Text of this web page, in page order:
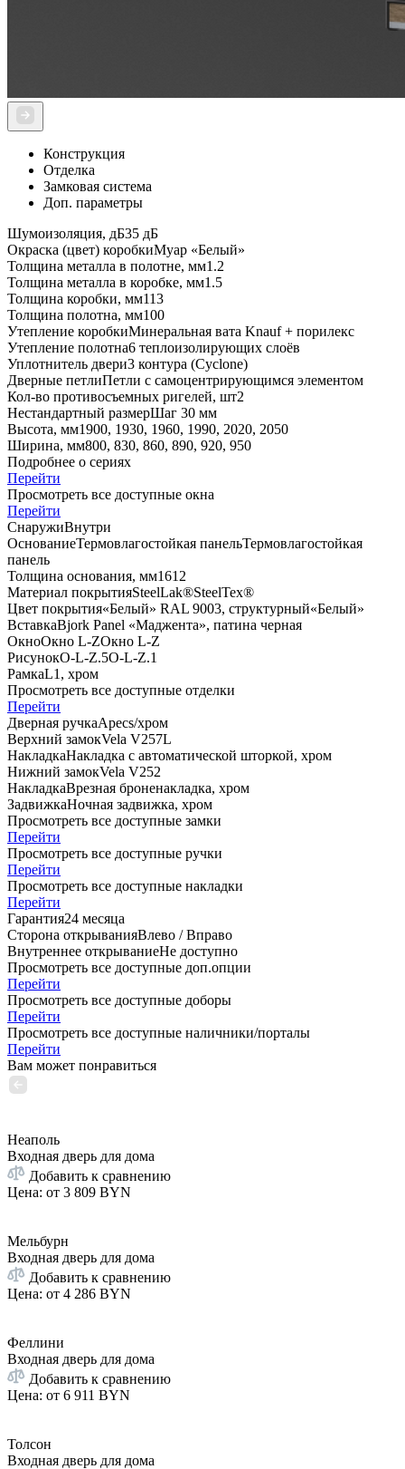
Конструкция
Отделка
Замковая система
Доп. параметры
Шумоизоляция, дБ35 дБ
Окраска (цвет) коробкиМуар «Белый»
Толщина металла в полотне, мм1.2
Толщина металла в коробке, мм1.5
Толщина коробки, мм113
Толщина полотна, мм100
Утепление коробкиМинеральная вата Knauf + порилекс
Утепление полотна6 теплоизолирующих слоёв
Уплотнитель двери3 контура (Cyclone)
Дверные петлиПетли с самоцентрирующимся элементом
Кол-во противосъемных ригелей, шт2
Нестандартный размерШаг 30 мм
Высота, мм1900, 1930, 1960, 1990, 2020, 2050
Ширина, мм800, 830, 860, 890, 920, 950
Подробнее о сериях
Перейти
Просмотреть все доступные окна
Перейти
СнаружиВнутри
ОснованиеТермовлагостойкая панельТермовлагостойкая
панель
Толщина основания, мм1612
Материал покрытияSteelLak®SteelTex®
Цвет покрытия«Белый» RAL 9003, структурный«Белый»
ВставкаBjork Panel «Маджента», патина черная
ОкноОкно L-ZОкно L-Z
РисунокO-L-Z.5O-L-Z.1
РамкаL1, хром
Просмотреть все доступные отделки
Перейти
Дверная ручкаApecs/хром
Верхний замокVela V257L
НакладкаНакладка с автоматической шторкой, хром
Нижний замокVela V252
НакладкаВрезная броненакладка, хром
ЗадвижкаНочная задвижка, хром
Просмотреть все доступные замки
Перейти
Просмотреть все доступные ручки
Перейти
Просмотреть все доступные накладки
Перейти
Гарантия24 месяца
Сторона открыванияВлево / Вправо
Внутреннее открываниеНе доступно
Просмотреть все доступные доп.опции
Перейти
Просмотреть все доступные доборы
Перейти
Просмотреть все доступные наличники/порталы
Перейти
Вам может понравиться
Неаполь
Входная дверь для дома
Добавить к сравнению
Цена: от 3 809 BYN
Мельбурн
Входная дверь для дома
Добавить к сравнению
Цена: от 4 286 BYN
Феллини
Входная дверь для дома
Добавить к сравнению
Цена: от 6 911 BYN
Толсон
Входная дверь для дома